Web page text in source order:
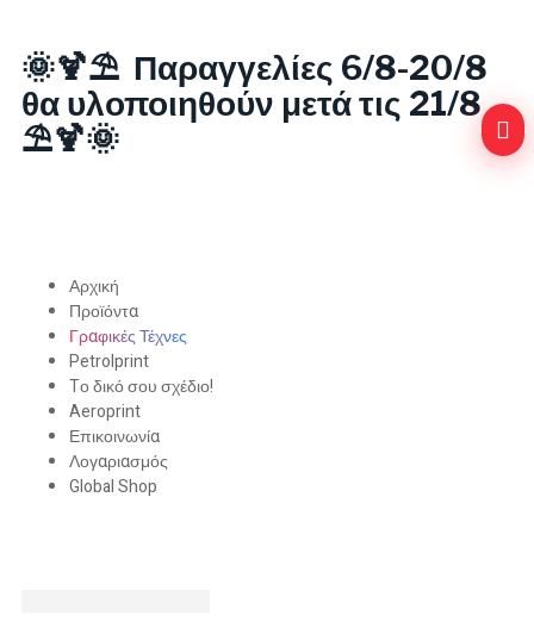
🌞🍹⛱️ Παραγγελίες 6/8-20/8
θα υλοποιηθούν μετά τις 21/8
⛱️🍹🌞
Αρχική
Προϊόντα
Γραφικές Τέχνες
Petrolprint
Tο δικό σου σχέδιο!
Aeroprint
Επικοινωνία
Λογαριασμός
Global Shop